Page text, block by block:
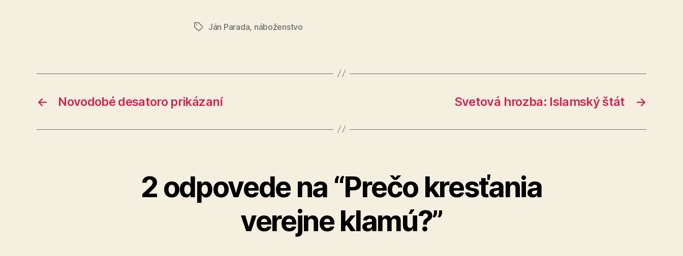
ZnačkyJán Parada, náboženstvo
← Novodobé desatoro prikázaní →
Svetová hrozba: Islamský štát
2 odpovede na “Prečo kresťania
verejne klamú?”